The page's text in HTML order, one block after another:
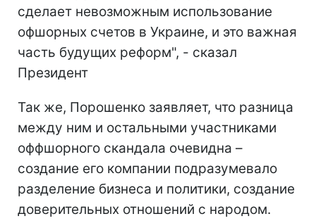
сделает невозможным использование
офшорных счетов в Украине, и это важная
часть будущих реформ", - сказал
Президент
Так же, Порошенко заявляет, что разница
между ним и остальными участниками
оффшорного скандала очевидна –
создание его компании подразумевало
разделение бизнеса и политики, создание
доверительных отношений с народом.